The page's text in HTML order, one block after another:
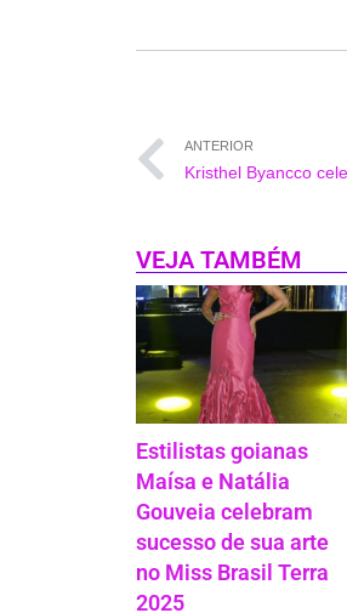
ANTERIOR
VEJA TAMBÉM
Estilistas goianas
Maísa e Natália
Gouveia celebram
sucesso de sua arte
no Miss Brasil Terra
2025